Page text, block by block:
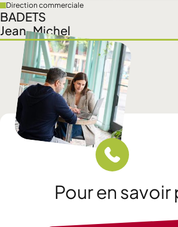
Direction commerciale
BADETS
Jean-Michel
Pour en savoir